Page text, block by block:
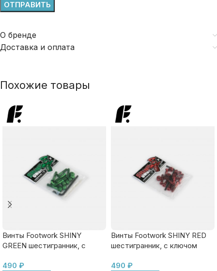
О бренде
Доставка и оплата
Похожие товары
Винты Footwork SHINY
GREEN шестигранник, с
490 ₽
Винты Footwork SHINY RED
шестигранник, с ключом
490 ₽